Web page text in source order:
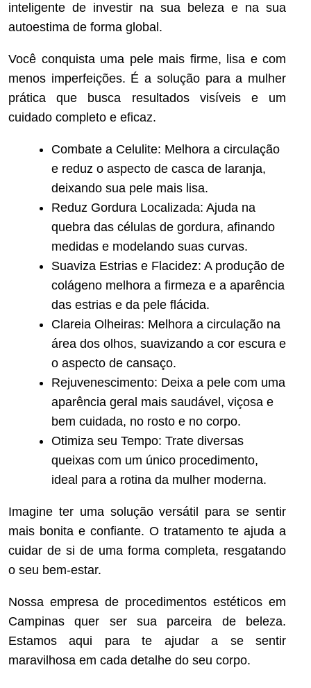
inteligente de investir na sua beleza e na sua
autoestima de forma global.
Você conquista uma pele mais firme, lisa e com
menos imperfeições. É a solução para a mulher
prática que busca resultados visíveis e um
cuidado completo e eficaz.
Combate a Celulite: Melhora a circulação
e reduz o aspecto de casca de laranja,
deixando sua pele mais lisa.
Reduz Gordura Localizada: Ajuda na
quebra das células de gordura, afinando
medidas e modelando suas curvas.
Suaviza Estrias e Flacidez: A produção de
colágeno melhora a firmeza e a aparência
das estrias e da pele flácida.
Clareia Olheiras: Melhora a circulação na
área dos olhos, suavizando a cor escura e
o aspecto de cansaço.
Rejuvenescimento: Deixa a pele com uma
aparência geral mais saudável, viçosa e
bem cuidada, no rosto e no corpo.
Otimiza seu Tempo: Trate diversas
queixas com um único procedimento,
ideal para a rotina da mulher moderna.
Imagine ter uma solução versátil para se sentir
mais bonita e confiante. O tratamento te ajuda a
cuidar de si de uma forma completa, resgatando
o seu bem-estar.
Nossa empresa de procedimentos estéticos em
Campinas quer ser sua parceira de beleza.
Estamos aqui para te ajudar a se sentir
maravilhosa em cada detalhe do seu corpo.